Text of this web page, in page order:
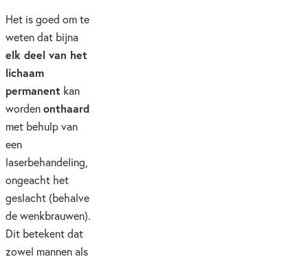
Het is goed om te
weten dat bijna
elk deel van het
lichaam
permanent kan
worden onthaard
met behulp van
een
laserbehandeling,
ongeacht het
geslacht (behalve
de wenkbrauwen).
Dit betekent dat
zowel mannen als